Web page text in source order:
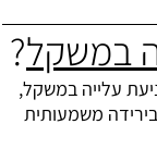
במשקל?
עלייה במשקל,
משמעותית